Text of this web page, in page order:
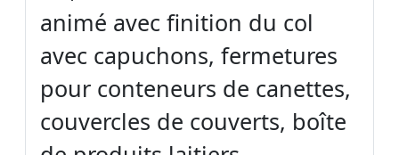
animé avec finition du col
avec capuchons, fermetures
pour conteneurs de canettes,
couvercles de couverts, boîte